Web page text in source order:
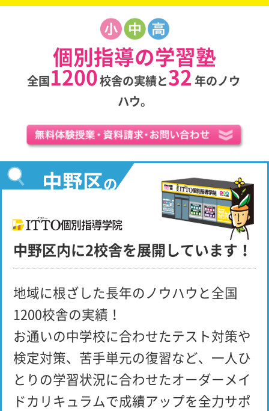
個別指導の学習塾
全国1200校舎の実績と32年のノウ
ハウ。
中野区の
中野区内に2校舎を展開しています！
地域に根ざした長年のノウハウと全国
1200校舎の実績！
お通いの中学校に合わせたテスト対策や
検定対策、苦手単元の復習など、一人ひ
とりの学習状況に合わせたオーダーメイ
ドカリキュラムで成績アップを全力サポ